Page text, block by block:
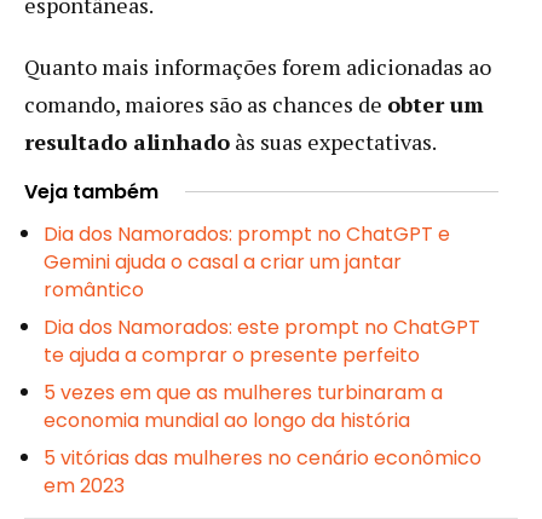
Quanto mais informações forem adicionadas ao
comando, maiores são as chances de obter um
resultado alinhado às suas expectativas.
Veja também
Dia dos Namorados: prompt no ChatGPT e
Gemini ajuda o casal a criar um jantar
romântico
Dia dos Namorados: este prompt no ChatGPT
te ajuda a comprar o presente perfeito
5 vezes em que as mulheres turbinaram a
economia mundial ao longo da história
5 vitórias das mulheres no cenário econômico
em 2023